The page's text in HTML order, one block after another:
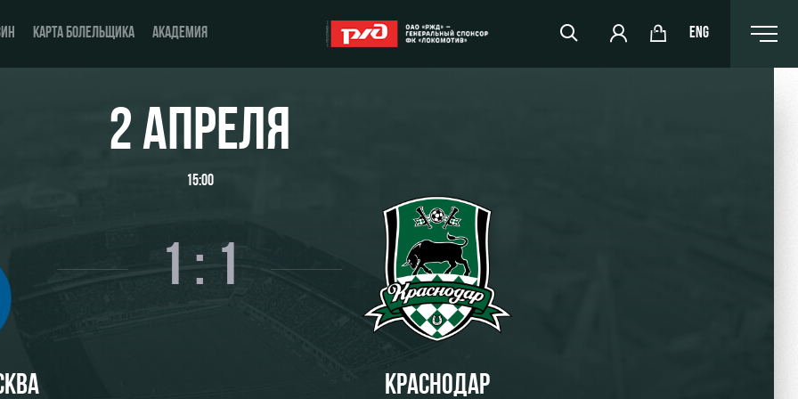
КАРТА БОЛЕЛЬЩИКА АКАДЕМИЯ ENG
Молодёжка-юноши
Молодёжка-девушки
Организация мероприятий
Аренда полей
Аренда площадей
Ледовый дворец
2 АПРЕЛЯ
15:00
1 : 1
КРАСНОДАР